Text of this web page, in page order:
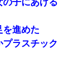
を進めた
ラスチック